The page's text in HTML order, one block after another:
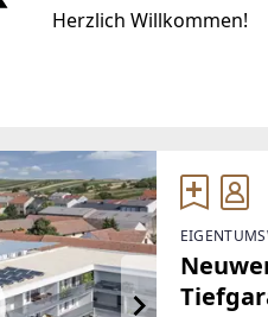
Herzlich Willkommen!
https://www.remax.at/
EMAIL
b.rettig@remax-eco.at